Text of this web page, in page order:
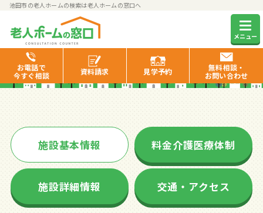
池田市の老人ホームの検索は老人ホームの窓口へ
メニュー
お電話で
今すぐ相談
資料請求 見学予約
無料相談・
お問い合わせ
そんぽの家池田
施設基本情報 料金介護医療体制
施設詳細情報 交通・アクセス